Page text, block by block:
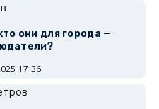
они для города —
17:36